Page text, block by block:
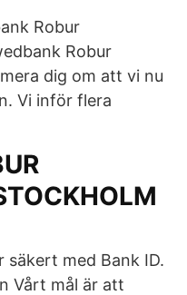
Robur
Robur
dig om att vi nu
Vi inför flera
säkert med Bank ID.
Vårt mål är att